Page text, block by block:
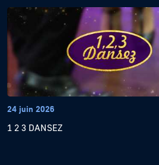
24 juin 2026
1 2 3 DANSEZ